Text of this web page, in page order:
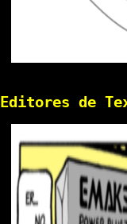
Editores de